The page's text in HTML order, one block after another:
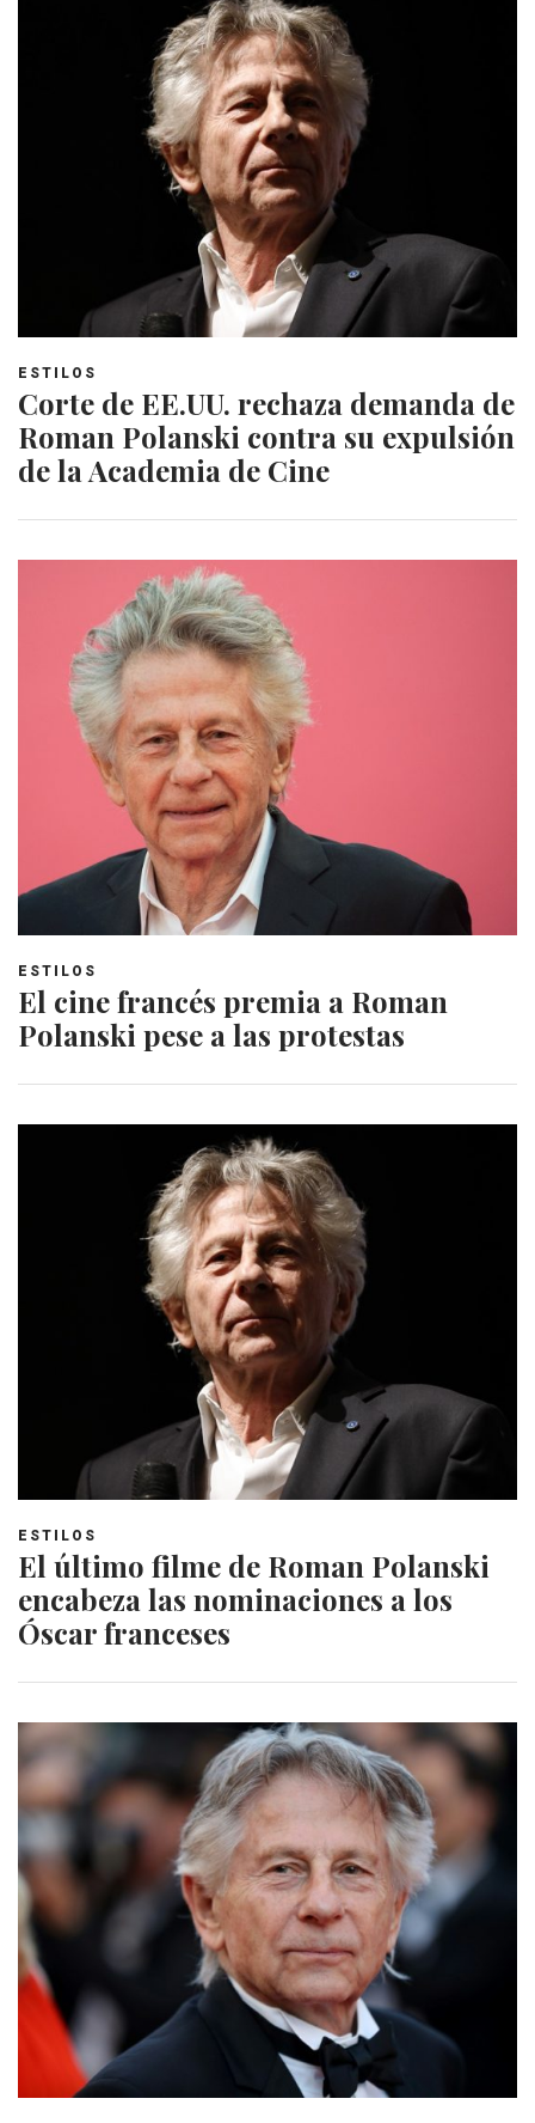
ESTILOS
Corte de EE.UU. rechaza demanda de
Roman Polanski contra su expulsión
de la Academia de Cine
ESTILOS
El cine francés premia a Roman
Polanski pese a las protestas
ESTILOS
El último filme de Roman Polanski
encabeza las nominaciones a los
Óscar franceses